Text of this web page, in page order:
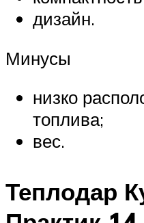
дизайн.
Минусы
низко
топлива;
вес.
Теплодар